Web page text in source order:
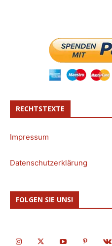
RECHTSTEXTE
Impressum
Datenschutzerklärung
FOLGEN SIE UNS!